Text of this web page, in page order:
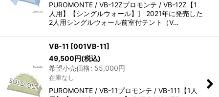
PUROMONTE / VB-12Zプロモンテ / VB-12Z【1
人用】【シングルウォール】] 2021年に発売した
2人用シングルウォール前室付テント（V…
VB-11 [001VB-11]
49,500円(税込)
希望小売価格: 55,000円
在庫なし
PUROMONTE / VB-11プロモンテ / VB-111【1人